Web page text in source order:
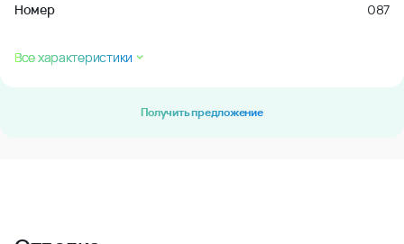
Номер 087
Все характеристики
Получить предложение